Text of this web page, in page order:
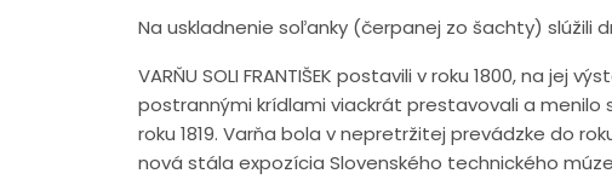
Na uskladnenie soľanky (čerpanej zo šachty) slúžili
VARŇU SOLI FRANTIŠEK postavili v roku 1800, na
postrannými krídlami viackrát prestavovali a menilo
roku 1819. Varňa bola v nepretržitej prevádzke do
nová stála expozícia Slovenského technického